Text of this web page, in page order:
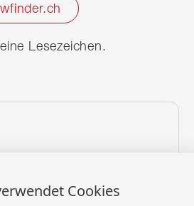
Cookies
Lesezeichen.